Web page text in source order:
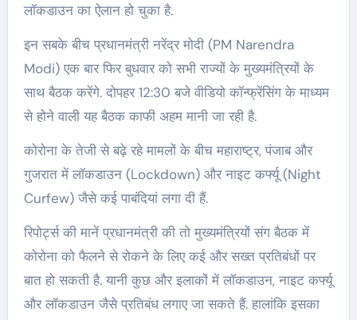
लॉकडाउन का ऐलान हो चुका है.
इन सबके बीच प्रधानमंत्री नरेंद्र मोदी (PM Narendra
Modi) एक बार फिर बुधवार को सभी राज्यों के मुख्यमंत्रियों के
साथ बैठक करेंगे. दोपहर 12:30 बजे वीडियो कॉन्फ्रेंसिंग के माध्यम
से होने वाली यह बैठक काफी अहम मानी जा रही है.
कोरोना के तेजी से बढ़े रहे मामलों के बीच महाराष्ट्र, पंजाब और
गुजरात में लॉकडाउन (Lockdown) और नाइट कर्फ्यू (Night
Curfew) जैसे कई पाबंदियां लगा दी हैं.
रिपोर्ट्स की मानें प्रधानमंत्री की तो मुख्यमंत्रियों संग बैठक में
कोरोना को फैलने से रोकने के लिए कई और सख्त प्रतिबंधों पर
बात हो सकती है. यानी कुछ और इलाकों में लॉकडाउन, नाइट कर्फ्यू
और लॉकडाउन जैसे प्रतिबंध लगाए जा सकते हैं. हालांकि इसका